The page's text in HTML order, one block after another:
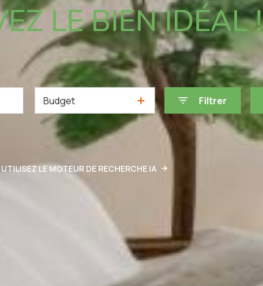
LE BIEN IDÉAL !
Budget Filtrer
UTILISEZ LE MOTEUR DE RECHERCHE IA